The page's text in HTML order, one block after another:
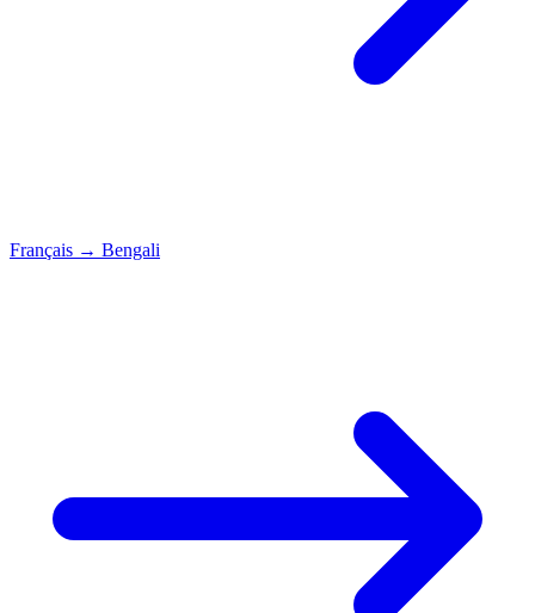
Français → Bengali